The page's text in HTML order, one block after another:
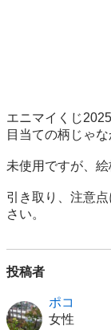
エニマイくじ
目当ての柄じゃ
未使用ですが、絵
引き取り、注意
さい。
投稿者
ポコ
女性